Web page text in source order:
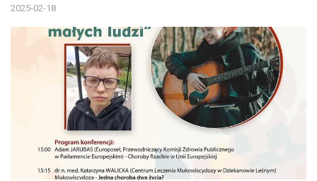
2025-02-18